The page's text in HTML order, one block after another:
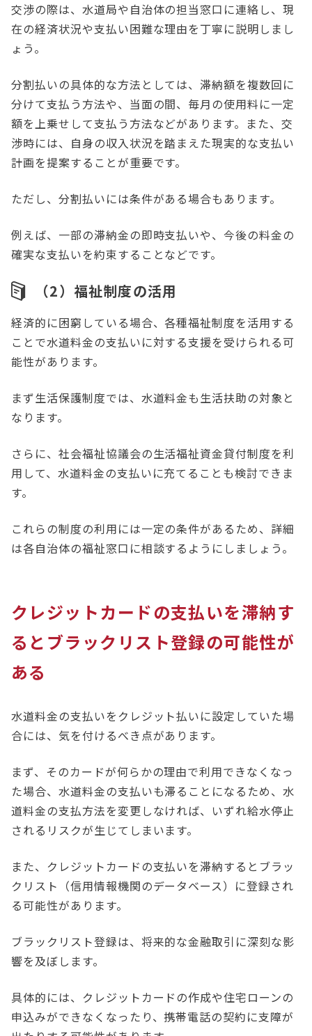
交渉の際は、水道局や自治体の担当窓口に連絡し、現
在の経済状況や支払い困難な理由を丁寧に説明しまし
ょう。
分割払いの具体的な方法としては、滞納額を複数回に
分けて支払う方法や、当面の間、毎月の使用料に一定
額を上乗せして支払う方法などがあります。また、交
渉時には、自身の収入状況を踏まえた現実的な支払い
計画を提案することが重要です。
ただし、分割払いには条件がある場合もあります。
例えば、一部の滞納金の即時支払いや、今後の料金の
確実な支払いを約束することなどです。
（2）福祉制度の活用
経済的に困窮している場合、各種福祉制度を活用する
ことで水道料金の支払いに対する支援を受けられる可
能性があります。
まず生活保護制度では、水道料金も生活扶助の対象と
なります。
さらに、社会福祉協議会の生活福祉資金貸付制度を利
用して、水道料金の支払いに充てることも検討できま
す。
これらの制度の利用には一定の条件があるため、詳細
は各自治体の福祉窓口に相談するようにしましょう。
クレジットカードの支払いを滞納す
るとブラックリスト登録の可能性が
ある
水道料金の支払いをクレジット払いに設定していた場
合には、気を付けるべき点があります。
まず、そのカードが何らかの理由で利用できなくなっ
た場合、水道料金の支払いも滞ることになるため、水
道料金の支払方法を変更しなければ、いずれ給水停止
されるリスクが生じてしまいます。
また、クレジットカードの支払いを滞納するとブラッ
クリスト（信用情報機関のデータベース）に登録され
る可能性があります。
ブラックリスト登録は、将来的な金融取引に深刻な影
響を及ぼします。
具体的には、クレジットカードの作成や住宅ローンの
申込みができなくなったり、携帯電話の契約に支障が